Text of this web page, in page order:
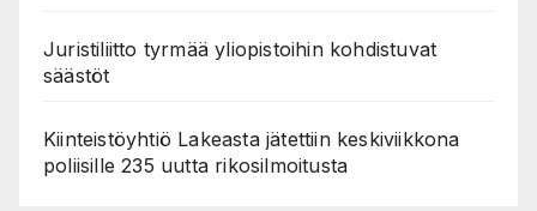
Juristiliitto tyrmää yliopistoihin kohdistuvat
säästöt
Kiinteistöyhtiö Lakeasta jätettiin keskiviikkona
poliisille 235 uutta rikosilmoitusta